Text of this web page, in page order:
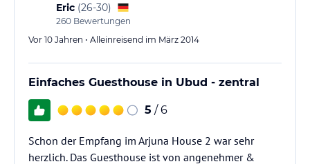
Eric (26-30)
260 Bewertungen
Vor 10 Jahren • Alleinreisend im März 2014
Einfaches Guesthouse in Ubud - zentral
5 / 6
Schon der Empfang im Arjuna House 2 war sehr
herzlich. Das Guesthouse ist von angenehmer &